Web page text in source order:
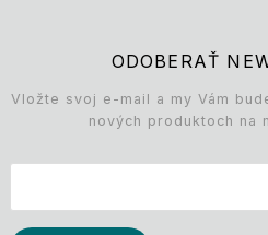
ODOBERAŤ
Vložte svoj e-mail a my Vám
nových produktoch na